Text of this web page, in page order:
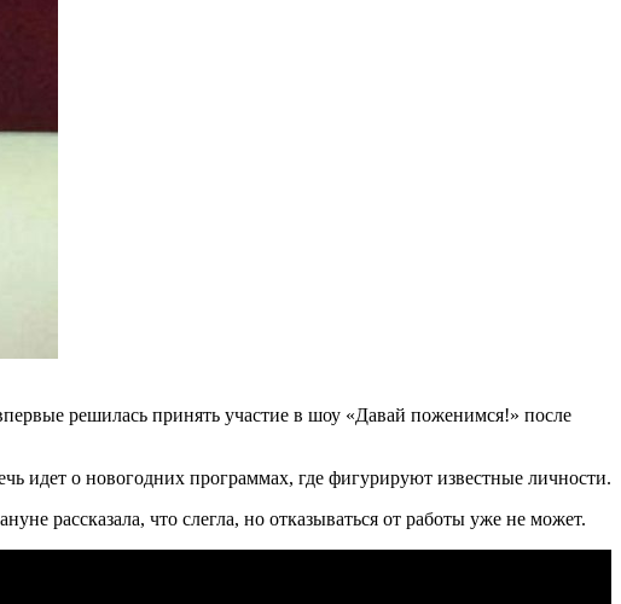
решилась принять участие в шоу «Давай поженимся!» после
идет о новогодних программах, где фигурируют известные личности.
рассказала, что слегла, но отказываться от работы уже не может.